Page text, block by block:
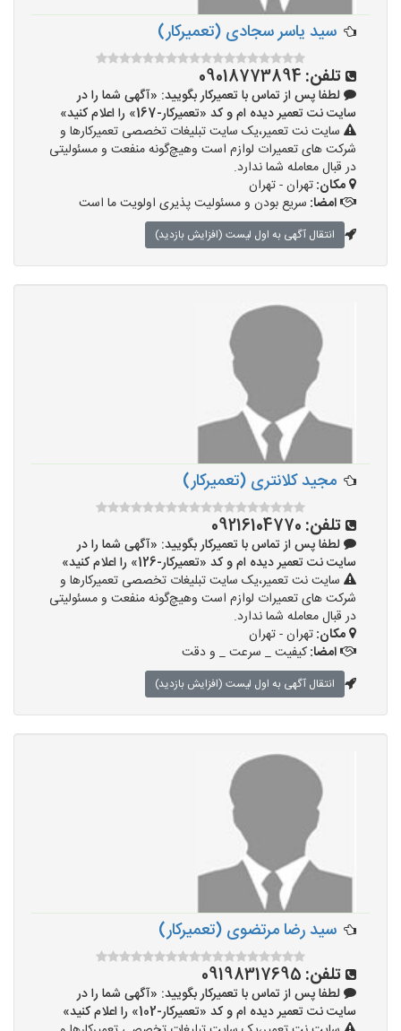
سید یاسر سجادی (تعمیرکار)
تلفن: 09018773894
لطفا پس از تماس با تعمیرکار بگویید: «آگهی شما را در
سایت نت تعمیر دیده ام و کد «تعمیرکار-167» را اعلام کنید»
سایت نت تعمیر،یک سایت تبلیغات تخصصی تعمیرکارها و
شرکت های تعمیرات لوازم است وهیچ‌گونه منفعت و مسئولیتی
در قبال معامله شما ندارد.
مکان:تهران - تهران
امضا: سریع بودن و مسئولیت پذیری اولویت ما است
انتقال آگهی به اول لیست (افزایش بازدید)
مجید کلانتری (تعمیرکار)
تلفن: 09216104770
لطفا پس از تماس با تعمیرکار بگویید: «آگهی شما را در
سایت نت تعمیر دیده ام و کد «تعمیرکار-126» را اعلام کنید»
سایت نت تعمیر،یک سایت تبلیغات تخصصی تعمیرکارها و
شرکت های تعمیرات لوازم است وهیچ‌گونه منفعت و مسئولیتی
در قبال معامله شما ندارد.
مکان:تهران - تهران
امضا:کیفیت _ سرعت _ و دقت
انتقال آگهی به اول لیست (افزایش بازدید)
سید رضا مرتضوی (تعمیرکار)
تلفن: 09198317695
لطفا پس از تماس با تعمیرکار بگویید: «آگهی شما را در
سایت نت تعمیر دیده ام و کد «تعمیرکار-102» را اعلام کنید»